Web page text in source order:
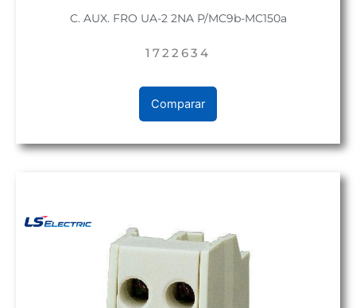
C. AUX. FRO UA-2 2NA P/MC9b-MC150a
1722634
Comparar